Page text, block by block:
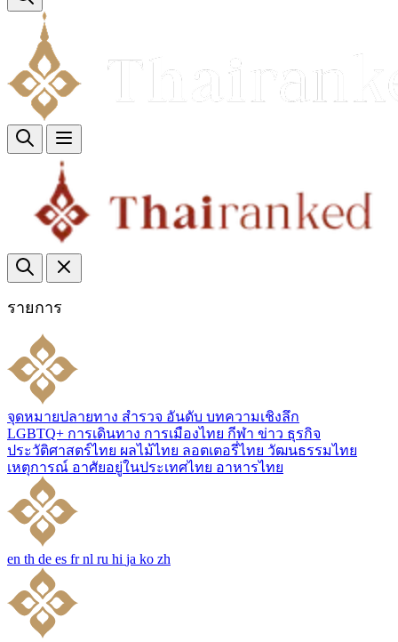
รายการ
จุดหมายปลายทาง สำรวจ อันดับ บทความเชิงลึก
LGBTQ+ การเดินทาง การเมืองไทย กีฬา ข่าว ธุรกิจ
ประวัติศาสตร์ไทย ผลไม้ไทย ลอตเตอรี่ไทย วัฒนธรรมไทย
เหตุการณ์ อาศัยอยู่ในประเทศไทย อาหารไทย
en th de es fr nl ru hi ja ko zh